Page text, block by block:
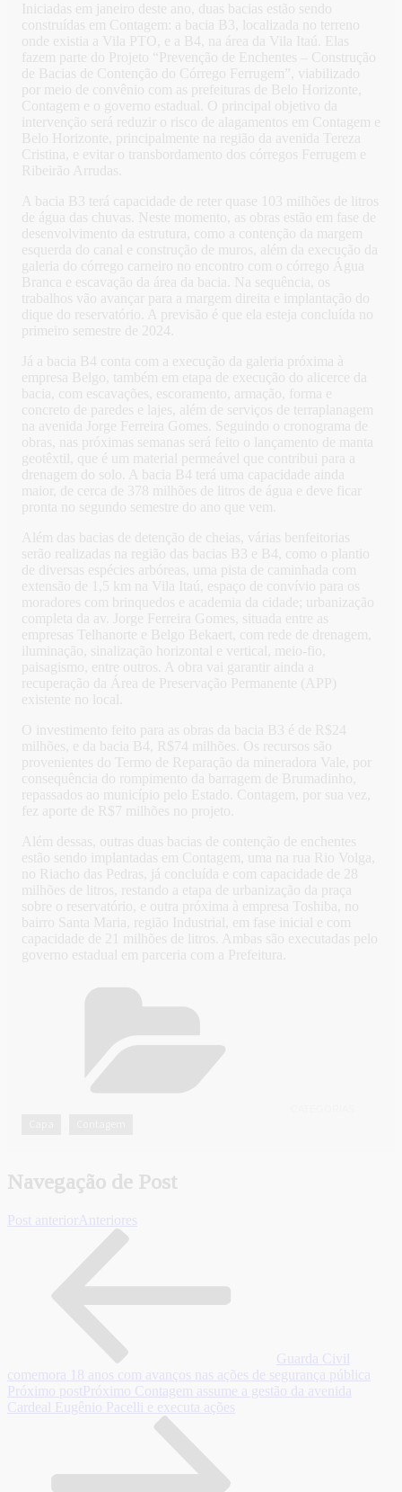
Iniciadas em janeiro deste ano, duas bacias estão sendo
construídas em Contagem: a bacia B3, localizada no terreno
onde existia a Vila PTO, e a B4, na área da Vila Itaú. Elas
fazem parte do Projeto “Prevenção de Enchentes – Construção
de Bacias de Contenção do Córrego Ferrugem”, viabilizado
por meio de convênio com as prefeituras de Belo Horizonte,
Contagem e o governo estadual. O principal objetivo da
intervenção será reduzir o risco de alagamentos em Contagem e
Belo Horizonte, principalmente na região da avenida Tereza
Cristina, e evitar o transbordamento dos córregos Ferrugem e
Ribeirão Arrudas.
A bacia B3 terá capacidade de reter quase 103 milhões de litros
de água das chuvas. Neste momento, as obras estão em fase de
desenvolvimento da estrutura, como a contenção da margem
esquerda do canal e construção de muros, além da execução da
galeria do córrego carneiro no encontro com o córrego Água
Branca e escavação da área da bacia. Na sequência, os
trabalhos vão avançar para a margem direita e implantação do
dique do reservatório. A previsão é que ela esteja concluída no
primeiro semestre de 2024.
Já a bacia B4 conta com a execução da galeria próxima à
empresa Belgo, também em etapa de execução do alicerce da
bacia, com escavações, escoramento, armação, forma e
concreto de paredes e lajes, além de serviços de terraplanagem
na avenida Jorge Ferreira Gomes. Seguindo o cronograma de
obras, nas próximas semanas será feito o lançamento de manta
geotêxtil, que é um material permeável que contribui para a
drenagem do solo. A bacia B4 terá uma capacidade ainda
maior, de cerca de 378 milhões de litros de água e deve ficar
pronta no segundo semestre do ano que vem.
Além das bacias de detenção de cheias, várias benfeitorias
serão realizadas na região das bacias B3 e B4, como o plantio
de diversas espécies arbóreas, uma pista de caminhada com
extensão de 1,5 km na Vila Itaú, espaço de convívio para os
moradores com brinquedos e academia da cidade; urbanização
completa da av. Jorge Ferreira Gomes, situada entre as
empresas Telhanorte e Belgo Bekaert, com rede de drenagem,
iluminação, sinalização horizontal e vertical, meio-fio,
paisagismo, entre outros. A obra vai garantir ainda a
recuperação da Área de Preservação Permanente (APP)
existente no local.
O investimento feito para as obras da bacia B3 é de R$24
milhões, e da bacia B4, R$74 milhões. Os recursos são
provenientes do Termo de Reparação da mineradora Vale, por
consequência do rompimento da barragem de Brumadinho,
repassados ao município pelo Estado. Contagem, por sua vez,
fez aporte de R$7 milhões no projeto.
Além dessas, outras duas bacias de contenção de enchentes
estão sendo implantadas em Contagem, uma na rua Rio Volga,
no Riacho das Pedras, já concluída e com capacidade de 28
milhões de litros, restando a etapa de urbanização da praça
sobre o reservatório, e outra próxima à empresa Toshiba, no
bairro Santa Maria, região Industrial, em fase inicial e com
capacidade de 21 milhões de litros. Ambas são executadas pelo
governo estadual em parceria com a Prefeitura.
Navegação de Post
Post anterior Anteriores
Guarda Civil
comemora 18 anos com avanços nas ações de segurança pública
Próximo post Próximo Contagem assume a gestão da avenida
Cardeal Eugênio Pacelli e executa ações